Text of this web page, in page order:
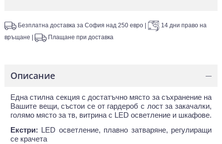
Безплатна доставка за София над 250 евро
14 дни право на
връщане
Плащане при доставка
Описание —
Една стилна секция с достатъчно място за съхранение на
Вашите вещи, състои се от гардероб с лост за закачалки,
голямо място за тв, витрина с LED осветление и шкафове.
Екстри: LED осветление, плавно затваряне, регулиращи
се крачета